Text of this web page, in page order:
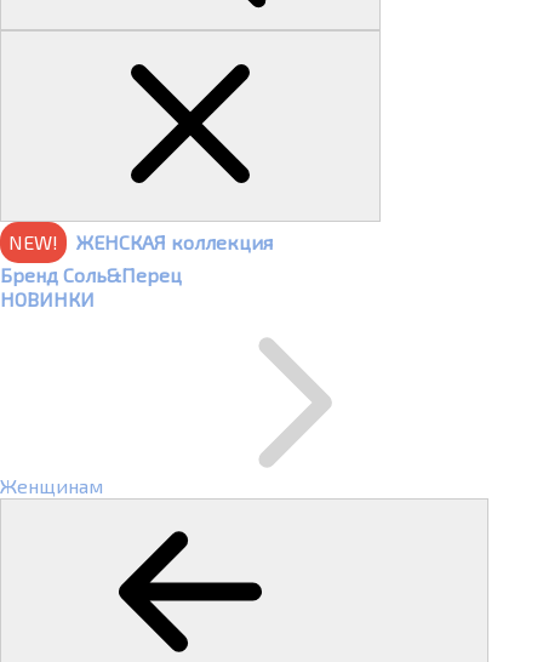
NEW!
ЖЕНСКАЯ коллекция
Бренд Соль&Перец
НОВИНКИ
Женщинам